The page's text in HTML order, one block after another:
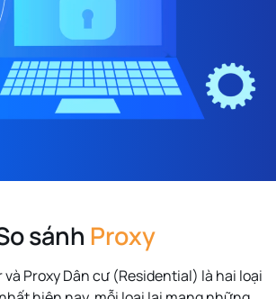
sánh Proxy
Proxy Dân cư (Residential) là hai loại